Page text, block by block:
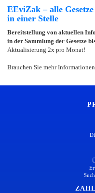
EEviZak – alle
in einer Stelle
Bereitstellung von aktuellen
in der Sammlung der Gesetze
Aktualisierung 2x pro Monat!
Brauchen Sie mehr